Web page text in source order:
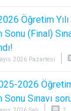
Öğretim
Sonu (Final)
2026 Pazartesi
2026
Sonu Sınavı